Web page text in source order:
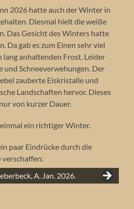
2026 hatte auch der Winter in
Diesmal hielt die weiße
Das Gesicht des Winters hatte
Da gab es zum Einen sehr viel
lang anhaltenden Frost. Leider
und Schneeverwehungen. Der
zauberte Eiskristalle und
Landschaften hervor. Dieses
von kurzer Dauer.
ein richtiger Winter.
paar Eindrücke durch die
in Beberbeck,
A. Jan. 2026.
A. Jan. 2026.
Landschaft bei Beberbeck.
in der Gemarkung Beberbeck,
A. Jan. 2026.
in Beberbeck, A. Jan. 2026.
an der Weser, A. Jan.
Karlshafen, A. Jan. 2026.
Stock, A. Jan. 2026.
Schafherde in Beberbeck, A.
überzuckert, A. Jan.
in Hofgeismar mit
2026.